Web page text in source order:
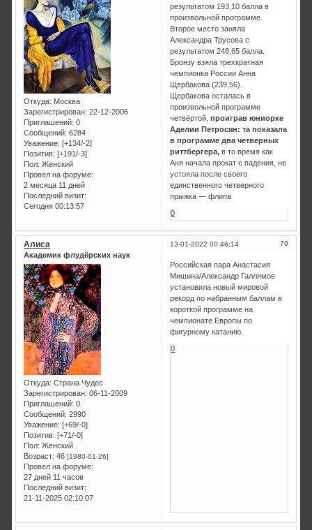
Откуда: Москва
Зарегистрирован: 22-12-2006
Приглашений: 0
Сообщений: 6284
Уважение: [+134/-2]
Позитив: [+191/-3]
Пол: Женский
Провел на форуме:
2 месяца 11 дней
Последний визит:
Сегодня 00:13:57
результатом 193,10 балла в
произвольной программе.
Второе место заняла
Александра Трусова с
результатом 248,65 балла.
Бронзу взяла трехкратная
чемпионка России Анна
Щербакова (239,56).
Щербакова осталась в
произвольной программе
четвёртой,проиграв юниорке
Аделии Петросян: та показала
в программе два четверных
риттбергера, в то время как
Аня начала прокат с падения, не
устояла после своего
единственного четверного
прыжка — флипа
0
79
13-01-2022 00:46:14
Алиса
Академик флудёрских наук
Откуда: Страна Чудес
Зарегистрирован: 06-11-2009
Приглашений: 0
Сообщений: 2990
Уважение: [+69/-0]
Позитив: [+71/-0]
Пол: Женский
Возраст: 46[1980-01-26]
Провел на форуме:
27 дней 11 часов
Последний визит:
21-11-2025 02:10:07
Российская пара Анастасия
Мишина/Александр Галлямов
установила новый мировой
рекорд по набранным баллам в
короткой программе на
чемпионате Европы по
фигурному катанию.
0